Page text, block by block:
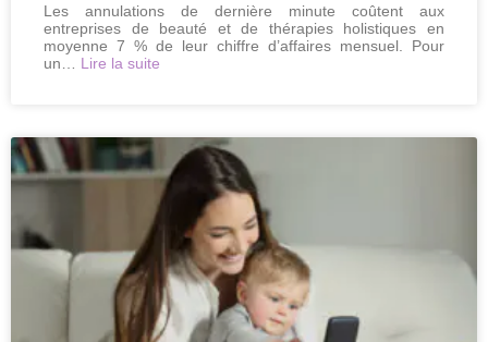
Les annulations de dernière minute coûtent aux
entreprises de beauté et de thérapies holistiques en
moyenne 7 % de leur chiffre d’affaires mensuel. Pour
un… Lire la suite
comment
arrêter
de
perdre
temps
(et
de
l’argent)
avec